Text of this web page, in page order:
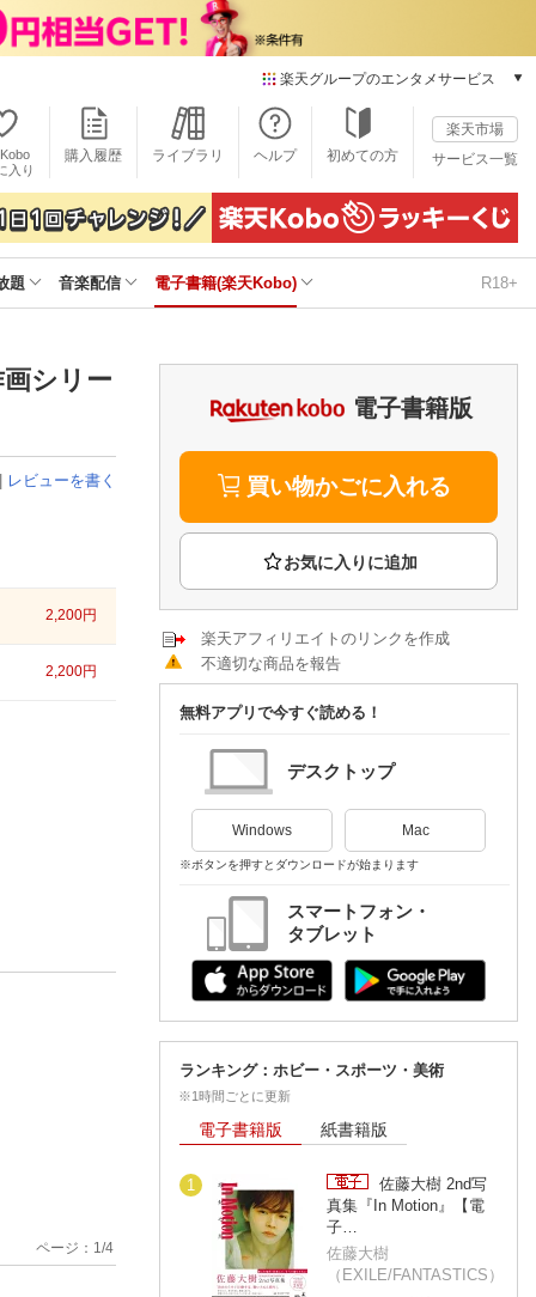
楽天グループのエンタメサービス
本/ゲーム/CD/DVD
楽天ブックス
電子書籍
楽天Kobo
雑誌読み放題
楽天ミュージック
楽天TV
動画配信ガイド
Rakuten PLAY
Rチャンネル
楽天チケット
エンタメニュース
推し楽
入り
購入履歴 ライブラリ ヘルプ 初めての方
楽天市場
サービス一覧
題 音楽配信 電子書籍(楽天Kobo) R18+
シリー
| レビューを書く
2,200円
2,200円
ページ： 1 /4
電子書籍版
買い物かごに入れる
楽天アフィリエイトのリンクを作成
不適切な商品を報告
無料アプリで今すぐ読める！
デスクトップ
Windows Mac
※ボタンを押すとダウンロードが始まります
スマートフォン・
タブレット
ランキング：ホビー・スポーツ・美術
※1時間ごとに更新
電子書籍版 紙書籍版
1
佐藤大樹 2nd写
真集『In Motion』【電
子…
佐藤大樹
（EXILE/FANTASTICS）